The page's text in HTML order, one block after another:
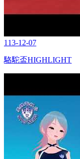
113-12-07
駱駝盃HIGHLIGHT